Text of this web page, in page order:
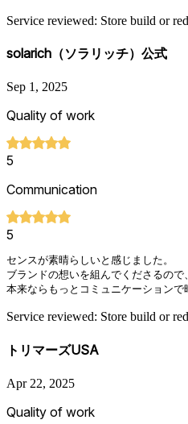
Service reviewed: Store build or
solarich（ソラリッチ）公式
Sep 1, 2025
Quality of work
5
Communication
5
センスが素晴らしいと感じました。
ブランドの想いを組んでくださるの
本来ならもっとコミュニケーション
Service reviewed: Store build or
トリマーズUSA
Apr 22, 2025
Quality of work